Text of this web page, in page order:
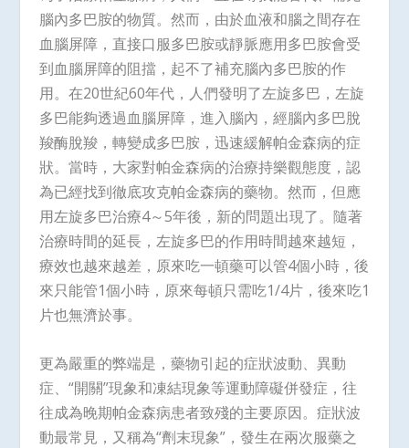
腦內多巴胺的物質。然而，由於血液和腦之間存在
血腦屏障，直接口服多巴胺或靜脈應用多巴胺會受
到血腦屏障的阻擋，起不了補充腦內多巴胺的作
用。在20世紀60年代，人們發明了左旋多巴，左旋
多巴能夠透過血腦屏障，進入腦內，經腦內多巴脫
羧酶脫羧，轉變成多巴胺，迅速緩解帕金森病的症
狀。當時，大家對帕金森病的治療持樂觀態度，認
為已經找到徹底攻克帕金森病的藥物。然而，但應
用左旋多巴治療4～5年後，新的問題出現了。隨著
治療時間的延長，左旋多巴的作用時間越來越短，
療效也越來越差，原來吃一頓藥可以管4個小時，後
來只能管1個小時，原來每頓只需吃1/4片，後來吃1
片也無濟於事。
更為嚴重的弊端是，藥物引起的症狀波動、異動
症、“開關”現象和凍結現象等運動障礙併發症，往
往成為晚期帕金森病患者致殘的主要原因。症狀波
動最常見，又稱為“劑末現象”，發生在兩次服藥之